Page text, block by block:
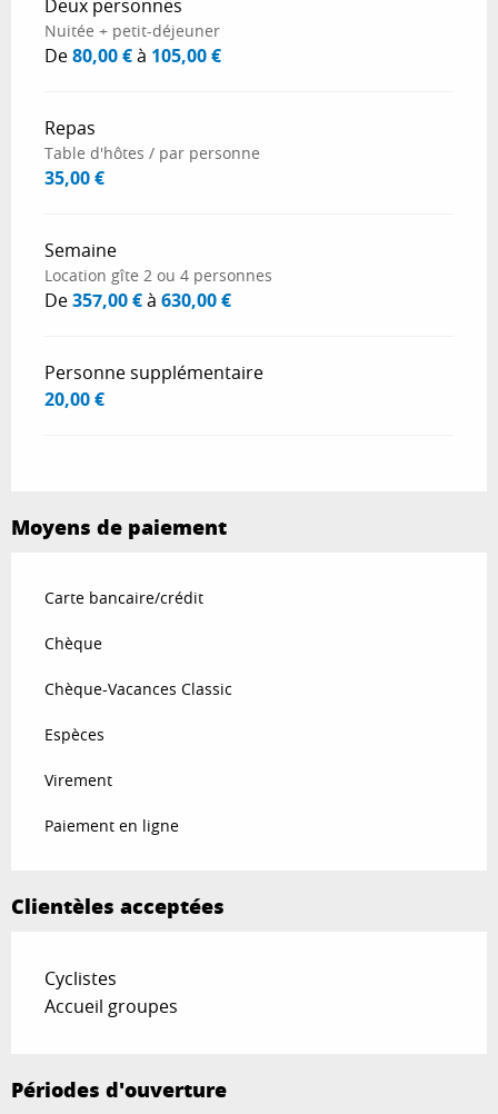
Deux personnes
Nuitée + petit-déjeuner
De80,00 €à 105,00 €
Repas
Table d'hôtes / par personne
35,00 €
Semaine
Location gîte 2 ou 4 personnes
De357,00 €à 630,00 €
Personne supplémentaire
20,00 €
Moyens de paiement
Carte bancaire/crédit
Chèque
Chèque-Vacances Classic
Espèces
Virement
Paiement en ligne
Clientèles acceptées
Cyclistes
Accueil groupes
Périodes d'ouverture